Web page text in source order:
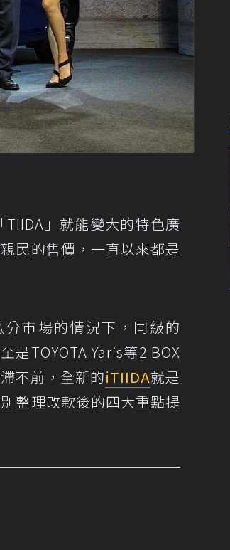
TIIDA」就能變大的特色廣
民的售價，一直以來都是
市場的情況下，同級的
是TOYOTA Yaris等2 BOX
不前，全新的iTIIDA就是
整理改款後的四大重點提